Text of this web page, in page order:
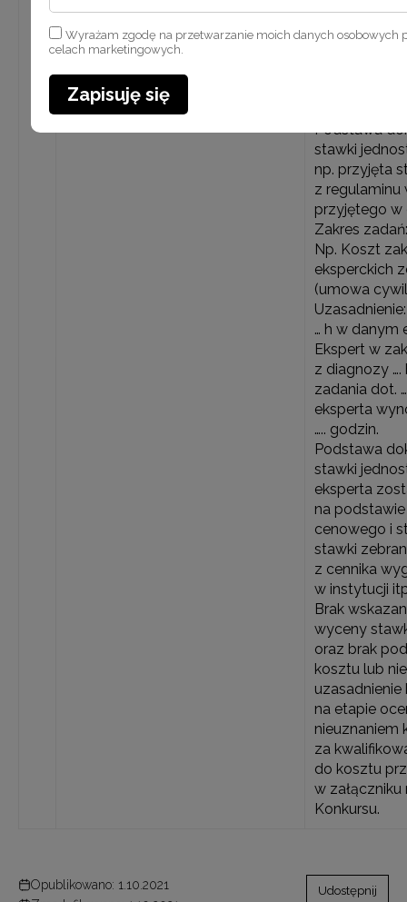
na umowę o
etatu /
Podstawa
stawki
np. przyjęta
z regulaminu
przyjętego w
Zakres
Np. Koszt
eksperckich
(umowa
Uzasadnienie:
… h w danym
Ekspert w
z diagnozy ….
zadania dot.
eksperta
….. godzin.
Podstawa
stawki
eksperta
na
cenowego i
stawki
z cennika
w instytucji
Brak
wyceny
oraz brak
kosztu lub
uzasadnienie
na etapie
nieuznaniem
za
do kosztu
w
Konkursu.
Opublikowano: 1.10.2021
Udostępnij
Wyrażam zgodę na przetwarzanie moich danych osobowych
celach marketingowych.
Zapisuję się